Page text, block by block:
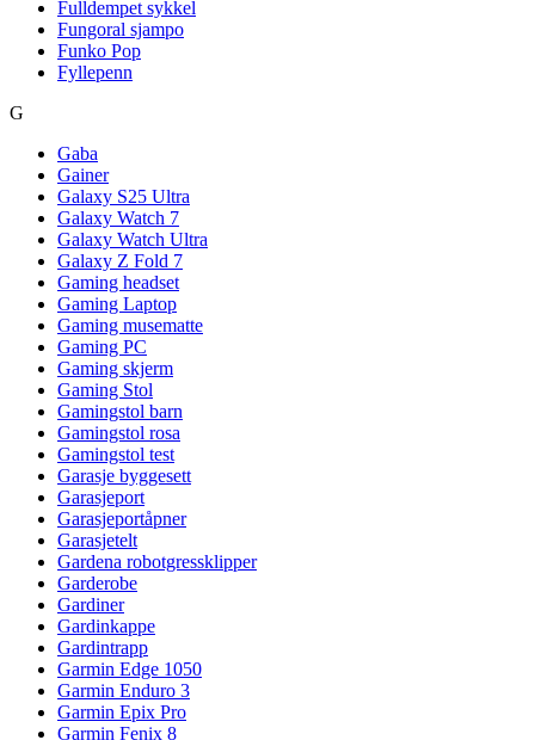
Fulldempet sykkel
Fungoral sjampo
Funko Pop
Fyllepenn
G
Gaba
Gainer
Galaxy S25 Ultra
Galaxy Watch 7
Galaxy Watch Ultra
Galaxy Z Fold 7
Gaming headset
Gaming Laptop
Gaming musematte
Gaming PC
Gaming skjerm
Gaming Stol
Gamingstol barn
Gamingstol rosa
Gamingstol test
Garasje byggesett
Garasjeport
Garasjeportåpner
Garasjetelt
Gardena robotgressklipper
Garderobe
Gardiner
Gardinkappe
Gardintrapp
Garmin Edge 1050
Garmin Enduro 3
Garmin Epix Pro
Garmin Fenix 8